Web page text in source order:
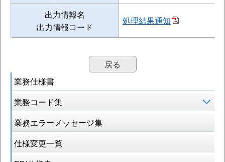
業務仕様書
業務コード集
業務エラーメッセージ集
仕様変更一覧
出力情報名
出力情報コード
処理結果通知
戻る